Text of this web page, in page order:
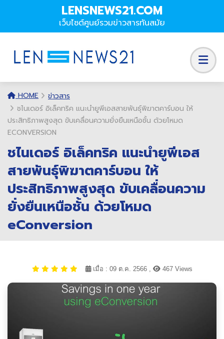
LENSNEWS21.COM
เว็บไซต์ศูนย์รวมข่าวสารทันสมัย
HOME
ข่าวสาร
ชไนเดอร์ อิเล็คทริค แนะนำยูพีเอสสายพันธุ์พิฆาตคาร์บอน ให้
ประสิทธิภาพสูงสุด ขับเคลื่อนความยั่งยืนเหนือชั้น ด้วยโหมด
ECONVERSION
ชไนเดอร์ อิเล็คทริค แนะนำยูพีเอส
สายพันธุ์พิฆาตคาร์บอน ให้
ประสิทธิภาพสูงสุด ขับเคลื่อนความ
ยั่งยืนเหนือชั้น ด้วยโหมด
eConversion
เมื่อ : 09 ต.ค. 2566 , 467 Views